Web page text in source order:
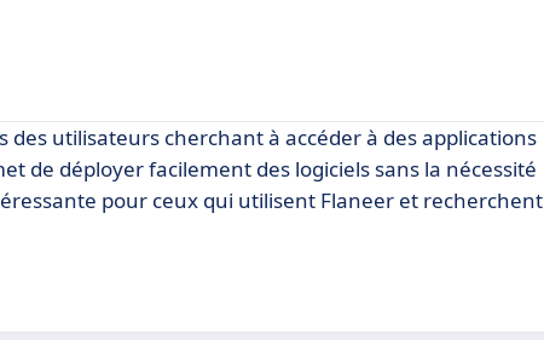
utilisateurs cherchant à accéder à des applications
de déployer facilement des logiciels sans la nécessité
pour ceux qui utilisent Flaneer et recherchent